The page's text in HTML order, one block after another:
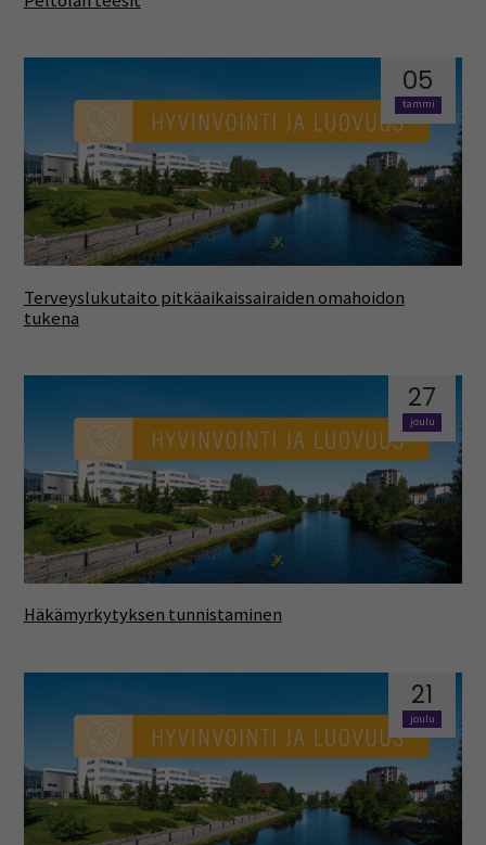
05
tammi
Terveyslukutaito pitkäaikaissairaiden omahoidon
tukena
27
joulu
Häkämyrkytyksen tunnistaminen
21
joulu